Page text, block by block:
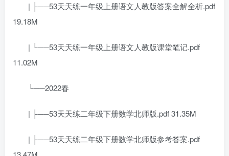
| ├──53天天练一年级上册语文人教版答案全解全析.pdf
19.18M
| └──53天天练一年级上册语文人教版课堂笔记.pdf
11.02M
└──2022春
| ├──53天天练二年级下册数学北师版.pdf 31.35M
| ├──53天天练二年级下册数学北师版参考答案.pdf